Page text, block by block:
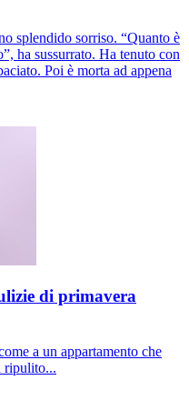
splendido sorriso. “Quanto è
ha sussurrato. Ha tenuto con
Poi è morta ad appena
di primavera
a un appartamento che
ripulito...